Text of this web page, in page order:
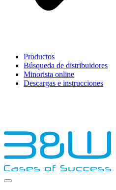
Productos
Búsqueda de distribuidores
Minorista online
Descargas e instrucciones